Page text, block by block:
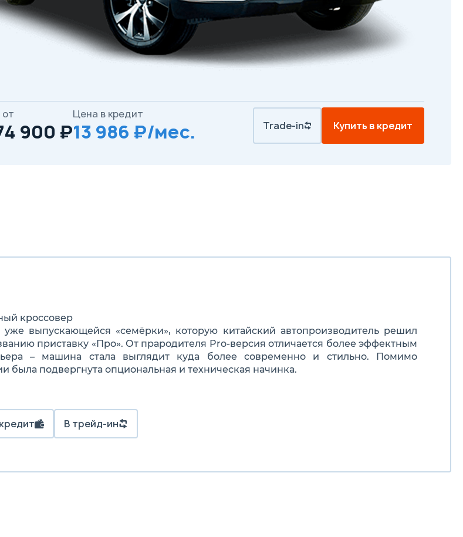
900 ₽
Цена в кредит
13 986 ₽/мес. Trade-in Купить в кредит
кроссовер
выпускающейся «семёрки», которую китайский автопроизводитель решил
приставку «Про». От прародителя Pro-версия отличается более эффектным
– машина стала выглядит куда более современно и стильно. Помимо
была подвергнута опциональная и техническая начинка.
В трейд-ин